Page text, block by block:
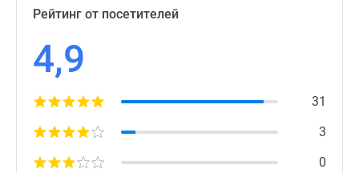
Рейтинг от посетителей
4,9
31
3
0